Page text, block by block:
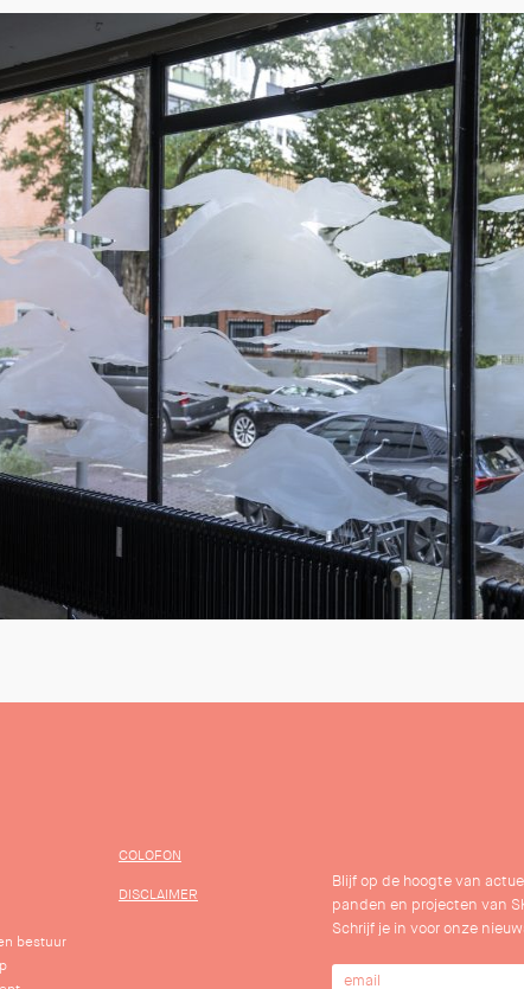
bestuur
COLOFON
DISCLAIMER
Blijf op de hoogte van
panden en projecten van
Schrijf je in voor onze